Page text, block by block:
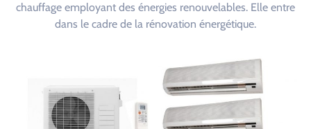
chauffage employant des énergies renouvelables. Elle entre
dans le cadre de la rénovation énergétique.